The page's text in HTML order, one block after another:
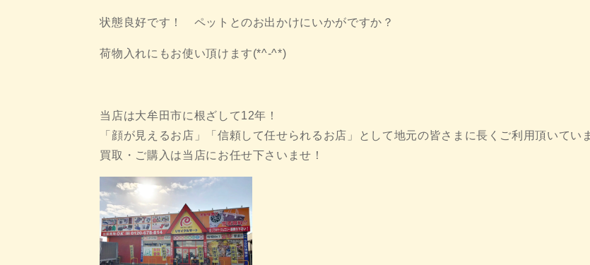
状態良好です！ ペットとのお出かけにいかがですか？
荷物入れにもお使い頂けます(*^-^*)
当店は大牟田市に根ざして12年！
「顔が見えるお店」「信頼して任せられるお店」として地元の皆さまに長くご利用頂いてい
買取・ご購入は当店にお任せ下さいませ！